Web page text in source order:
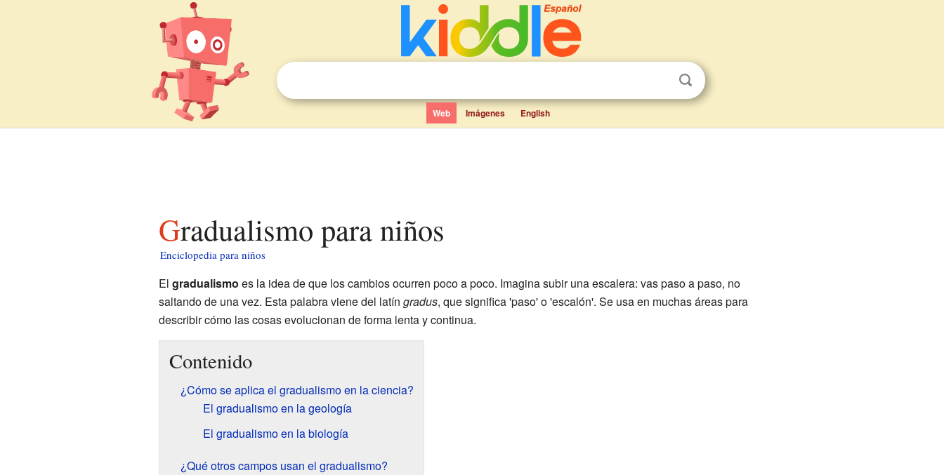
Web Imágenes English
Gradualismo para niños
Enciclopedia para niños
El gradualismo es la idea de que los cambios ocurren poco a poco. Imagina subir una escalera: vas paso a paso, no
saltando de una vez. Esta palabra viene del latín gradus, que significa 'paso' o 'escalón'. Se usa en muchas áreas para
describir cómo las cosas evolucionan de forma lenta y continua.
Contenido
¿Cómo se aplica el gradualismo en la ciencia?
El gradualismo en la geología
El gradualismo en la biología
¿Qué otros campos usan el gradualismo?